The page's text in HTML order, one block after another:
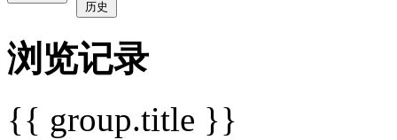
历史
浏览记录
{{ group.title }}